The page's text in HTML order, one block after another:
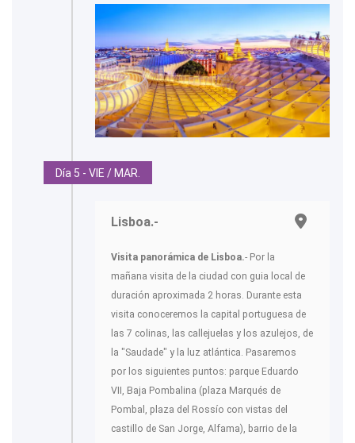
Día 5 - VIE / MAR.
Lisboa.-
Visita panorámica de Lisboa.- Por la
mañana visita de la ciudad con guia local de
duración aproximada 2 horas. Durante esta
visita conoceremos la capital portuguesa de
las 7 colinas, las callejuelas y los azulejos, de
la "Saudade" y la luz atlántica. Pasaremos
por los siguientes puntos: parque Eduardo
VII, Baja Pombalina (plaza Marqués de
Pombal, plaza del Rossío con vistas del
castillo de San Jorge, Alfama), barrio de la